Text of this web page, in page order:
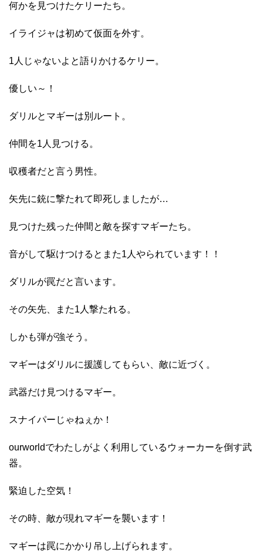
何かを見つけたケリーたち。
イライジャは初めて仮面を外す。
1人じゃないよと語りかけるケリー。
優しい～！
ダリルとマギーは別ルート。
仲間を1人見つける。
収穫者だと言う男性。
矢先に銃に撃たれて即死しましたが…
見つけた残った仲間と敵を探すマギーたち。
音がして駆けつけるとまた1人やられています！！
ダリルが罠だと言います。
その矢先、また1人撃たれる。
しかも弾が強そう。
マギーはダリルに援護してもらい、敵に近づく。
武器だけ見つけるマギー。
スナイパーじゃねぇか！
ourworldでわたしがよく利用しているウォーカーを倒す武
器。
緊迫した空気！
その時、敵が現れマギーを襲います！
マギーは罠にかかり吊し上げられます。